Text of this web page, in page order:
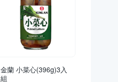
金蘭 小菜心(396g)3入
組